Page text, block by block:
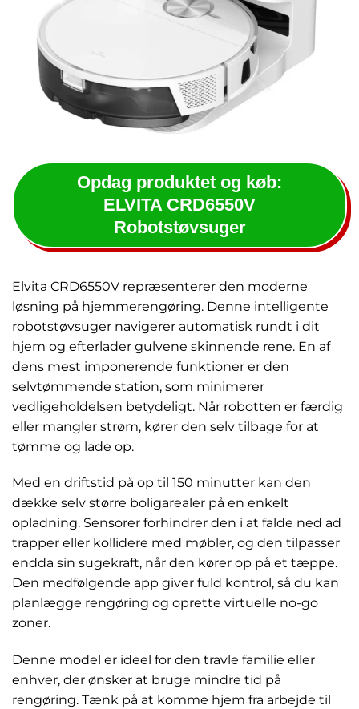
Opdag produktet og køb:
ELVITA CRD6550V
Robotstøvsuger
Elvita CRD6550V repræsenterer den moderne
løsning på hjemmerengøring. Denne intelligente
robotstøvsuger navigerer automatisk rundt i dit
hjem og efterlader gulvene skinnende rene. En af
dens mest imponerende funktioner er den
selvtømmende station, som minimerer
vedligeholdelsen betydeligt. Når robotten er færdig
eller mangler strøm, kører den selv tilbage for at
tømme og lade op.
Med en driftstid på op til 150 minutter kan den
dække selv større boligarealer på en enkelt
opladning. Sensorer forhindrer den i at falde ned ad
trapper eller kollidere med møbler, og den tilpasser
endda sin sugekraft, når den kører op på et tæppe.
Den medfølgende app giver fuld kontrol, så du kan
planlægge rengøring og oprette virtuelle no-go
zoner.
Denne model er ideel for den travle familie eller
enhver, der ønsker at bruge mindre tid på
rengøring. Tænk på at komme hjem fra arbejde til